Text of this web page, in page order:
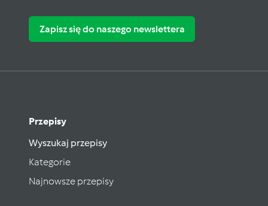
Zapisz się do naszego newslettera
Przepisy
Wyszukaj przepisy
Kategorie
Najnowsze przepisy